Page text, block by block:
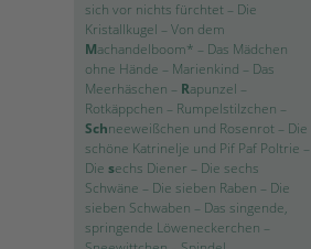
sich vor nichts fürchtet – Die
Kristallkugel – Von dem
Machandelboom* – Das Mädchen
ohne Hände – Marienkind – Das
Meerhäschen – Rapunzel –
Rotkäppchen – Rumpelstilzchen –
Schneeweißchen und Rosenrot – Die
schöne Katrinelje und Pif Paf Poltrie –
Die sechs Diener – Die sechs
Schwäne – Die sieben Raben – Die
sieben Schwaben – Das singende,
springende Löweneckerchen –